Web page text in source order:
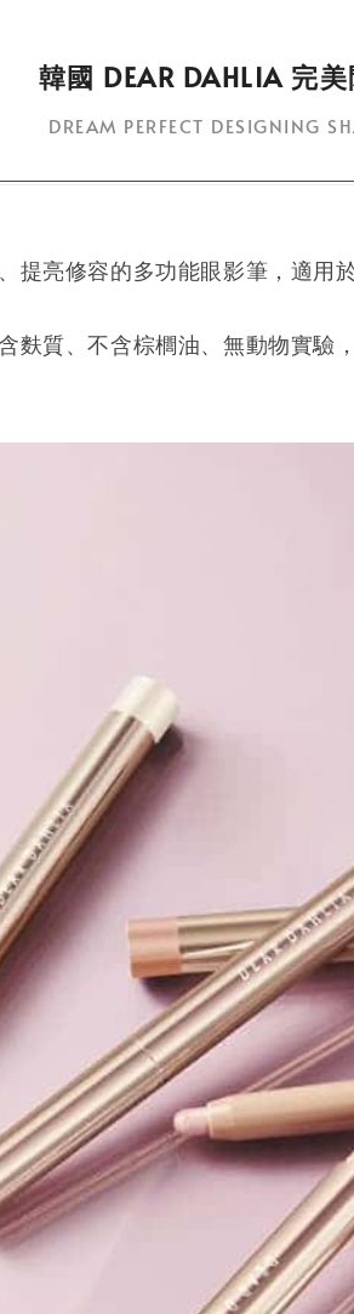
韓國 DEAR DAHLIA 完
DREAM PERFECT DESIGNING
提亮修容的多功能眼影筆，適用
麩質、不含棕櫚油、無動物實驗